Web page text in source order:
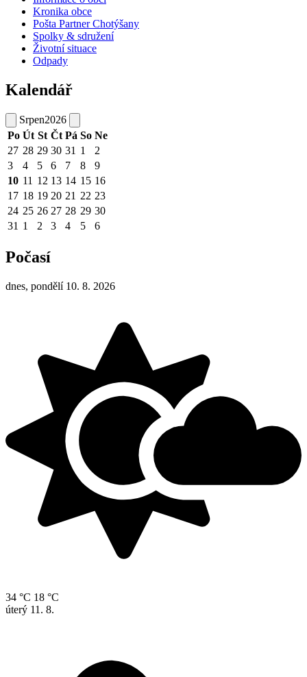
Kronika obce
Pošta Partner Chotýšany
Spolky & sdružení
Životní situace
Odpady
Kalendář
Srpen2026
Po Út St Čt Pá So Ne
27 28 29 30 31 1
2
3
4 5 6 7 8
9
10 11 12 13 14 15 16
17 18 19 20 21 22 23
24 25 26 27 28 29 30
31 1 2 3 4 5 6
Počasí
dnes, pondělí 10. 8. 2026
34 °C 18 °C
úterý 11. 8.